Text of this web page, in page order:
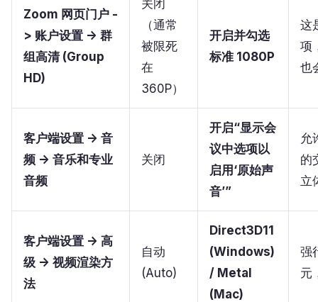
Zoom 网页门户 -
> 账户设置 -> 群
组高清 (Group
HD)
关闭
（通常
被限死
在
360P）
开启并勾选
标准 1080P
这
项
也
客户端设置 -> 音
频 -> 音乐和专业
音频
关闭
开启“显示会
议中选项以
启用‘原始声
音’”
允
的
立
客户端设置 -> 高
级 -> 视频渲染方
法
自动
(Auto)
Direct3D11
(Windows)
/ Metal
(Mac)
强
元